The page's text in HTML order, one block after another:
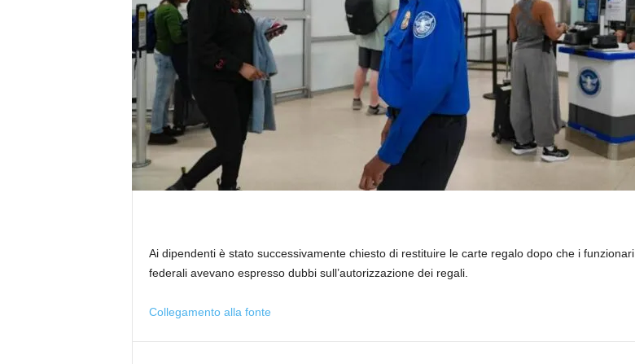
Ai dipendenti è stato successivamente chiesto di restituire le carte regalo dopo che i funzionari
federali avevano espresso dubbi sull’autorizzazione dei regali.
Collegamento alla fonte